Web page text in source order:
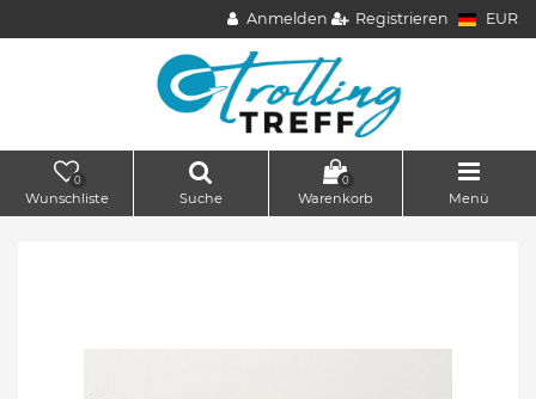
Anmelden Registrieren EUR
0
Wunschliste Suche
0
Warenkorb Menü